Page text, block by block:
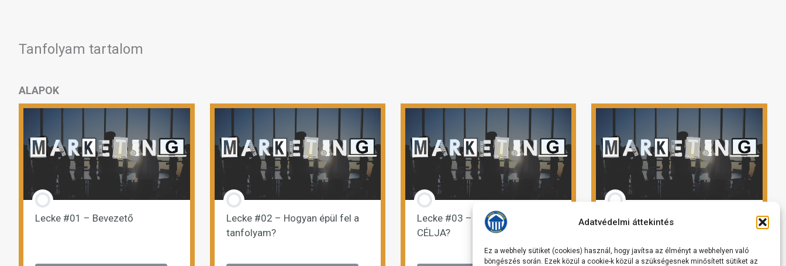
Adatvédelmi áttekintés
Ez a webhely sütiket (cookies) használ, hogy javítsa az élményt a webhelyen való
böngészés során. Ezek közül a cookie-k közül a szükségesnek minősített sütiket az
Tanfolyam tartalom
ALAPOK
Lecke #01 – Bevezető
Lecke #02 – Hogyan épül fel a
tanfolyam?
Lecke #03 – Mi a tanfolyam
CÉLJA?
Lecke #04 – A TERMÉK a